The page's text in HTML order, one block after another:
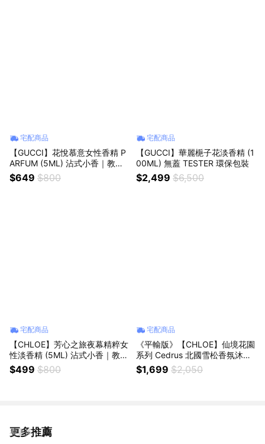
宅配商品
【GUCCI】花悅慕意女性香精 P
ARFUM (5ML) 沾式小香｜教師
節｜中秋節｜星座禮｜生日禮物
｜情人節｜感謝禮
$649 $800
宅配商品
【GUCCI】華麗梔子花淡香精 (1
00ML) 無蓋 TESTER 環保包裝
$2,499 $6,500
宅配商品
【CHLOE】芳心之旅夜幕精粹女
性淡香精 (5ML) 沾式小香｜教師
節｜中秋節｜星座禮｜生日禮物
｜情人節｜感謝禮
$499 $800
宅配商品
《平輸版》【CHLOE】仙境花園
系列 Cedrus 北國雪松香氛沐浴
露 (300ML)｜畢業季｜星座禮｜
生日禮物｜情人節禮物｜感謝禮
$1,699 $2,050
更多推薦
看更多